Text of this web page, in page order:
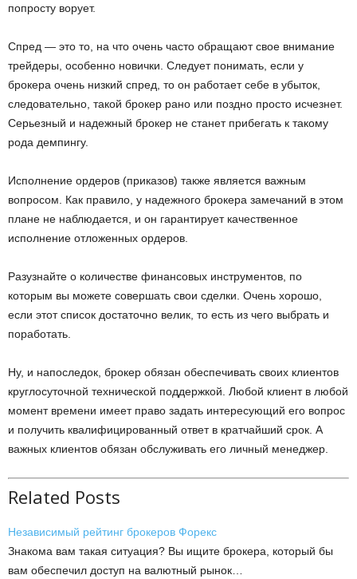
попросту ворует.
Спред — это то, на что очень часто обращают свое внимание
трейдеры, особенно новички. Следует понимать, если у
брокера очень низкий спред, то он работает себе в убыток,
следовательно, такой брокер рано или поздно просто исчезнет.
Серьезный и надежный брокер не станет прибегать к такому
рода демпингу.
Исполнение ордеров (приказов) также является важным
вопросом. Как правило, у надежного брокера замечаний в этом
плане не наблюдается, и он гарантирует качественное
исполнение отложенных ордеров.
Разузнайте о количестве финансовых инструментов, по
которым вы можете совершать свои сделки. Очень хорошо,
если этот список достаточно велик, то есть из чего выбрать и
поработать.
Ну, и напоследок, брокер обязан обеспечивать своих клиентов
круглосуточной технической поддержкой. Любой клиент в любой
момент времени имеет право задать интересующий его вопрос
и получить квалифицированный ответ в кратчайший срок. А
важных клиентов обязан обслуживать его личный менеджер.
Related Posts
Независимый рейтинг брокеров Форекс
Знакома вам такая ситуация? Вы ищите брокера, который бы
вам обеспечил доступ на валютный рынок…